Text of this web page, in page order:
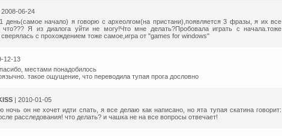
2008-06-24
день(самое начало) я говорю с археолгом(на пристани),появляется 3 фразы, я их все
Я из диалога уйти не могу!Что мне делать?Пробовала играть с начала.тоже
с прохождением тоже самое,игра от "games for windows"
12-13
местами понадобилось
такое ощущение, что переводила тупая прога дословно
| 2010-01-05
он не хочет идти спать, я все делаю как написано, но ята тупая скатина говорит:
расследования! что делать? и чашка не на все вопросы отвечает!